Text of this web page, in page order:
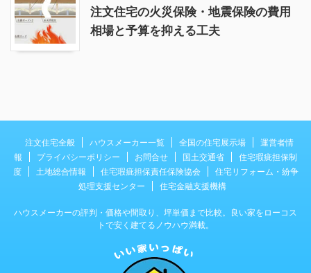
注文住宅の火災保険・地震保険の費用
相場と予算を抑える工夫
注文住宅全般 ハウスメーカー一覧 全国の住宅展示場
運営者情
報
プライバシーポリシー お問合せ 国土交通省
住宅瑕疵担保制
度
土地総合情報 住宅瑕疵担保責任保険協会
住宅リフォーム・紛争
処理支援センター
住宅金融支援機構
ハウスメーカーの評判・価格や間取り、坪単価まで比較。良い家をローコス
トで安く建てるノウハウ満載。